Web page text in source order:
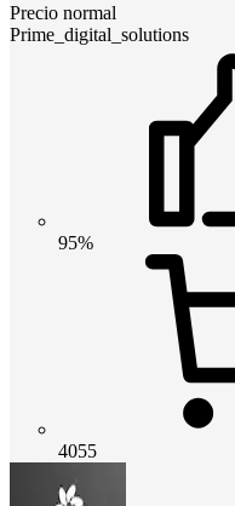
Precio normal
Prime_digital_solutions
95%
4055